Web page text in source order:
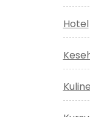
Hotel